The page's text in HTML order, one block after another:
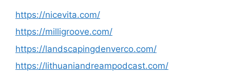
https://nicevita.com/
https://milligroove.com/
https://landscapingdenverco.com/
https://lithuaniandreampodcast.com/